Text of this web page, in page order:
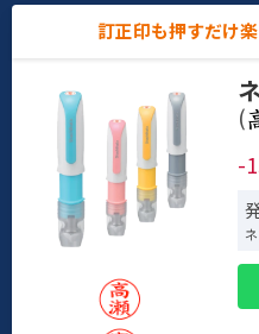
訂正印も押すだけ
(
-